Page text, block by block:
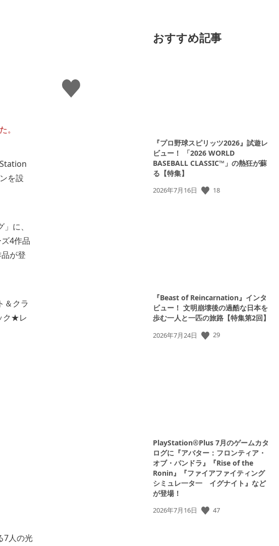
い
い
ね
を設
に、
4作品
が登
＆クラ
ク★レ
7人の光
おすすめ記事
『プロ野球スピリッツ2026』試遊レ
ビュー！ 「2026 WORLD
BASEBALL CLASSIC™」の熱狂が蘇
る【特集】
公
2026年7月16日 18
『Beast of Reincarnation』インタ
ビュー！ 文明崩壊後の過酷な日本を
歩む一人と一匹の旅路【特集第2回】
公
2026年7月24日 29
PlayStation®Plus 7月のゲームカタ
ログに『アバター：フロンティア・
オブ・パンドラ』『Rise of the
Ronin』『ファイアファイティング
シミュレ一タ一 イグナイト』など
が登場！
公
2026年7月16日 47